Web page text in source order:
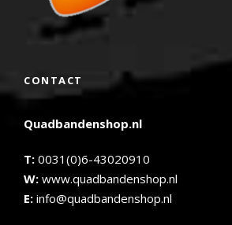
CONTACT
Quadbandenshop.nl
T: 0031(0)6-43020910
W: www.quadbandenshop.nl
E: info@quadbandenshop.nl